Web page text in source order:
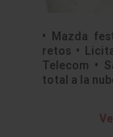
• Mazda
retos •
Telecom •
total a la